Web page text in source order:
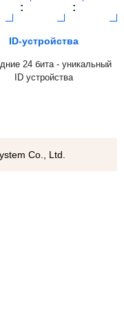
: :
ID-устройства
24 бита - уникальный
ID устройства
Co., Ltd.